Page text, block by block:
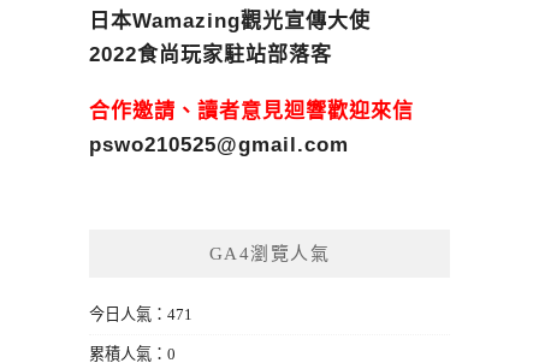
日本Wamazing觀光宣傳大使
2022食尚玩家駐站部落客
合作邀請、讀者意見迴響歡迎來信
pswo210525@gmail.com
GA4瀏覽人氣
今日人氣：471
累積人氣：0